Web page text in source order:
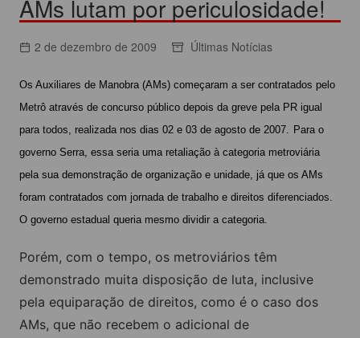
AMs lutam por periculosidade!
2 de dezembro de 2009 Últimas Notícias
Os Auxiliares de Manobra (AMs) começaram a ser contratados pelo
Metrô através de concurso público depois da greve pela PR igual
para todos, realizada nos dias 02 e 03 de agosto de 2007. Para o
governo Serra, essa seria uma retaliação à categoria metroviária
pela sua demonstração de organização e unidade, já que os AMs
foram contratados com jornada de trabalho e direitos diferenciados.
O governo estadual queria mesmo dividir a categoria.
Porém, com o tempo, os metroviários têm
demonstrado muita disposição de luta, inclusive
pela equiparação de direitos, como é o caso dos
AMs, que não recebem o adicional de